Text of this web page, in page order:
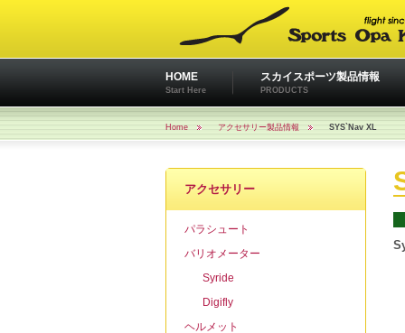
HOME
Start Here
スカイスポーツ製品情報
PRODUCTS
Home アクセサリー製品情報 SYS`Nav XL
アクセサリー
パラシュート
バリオメーター
Syride
Digifly
ヘルメット